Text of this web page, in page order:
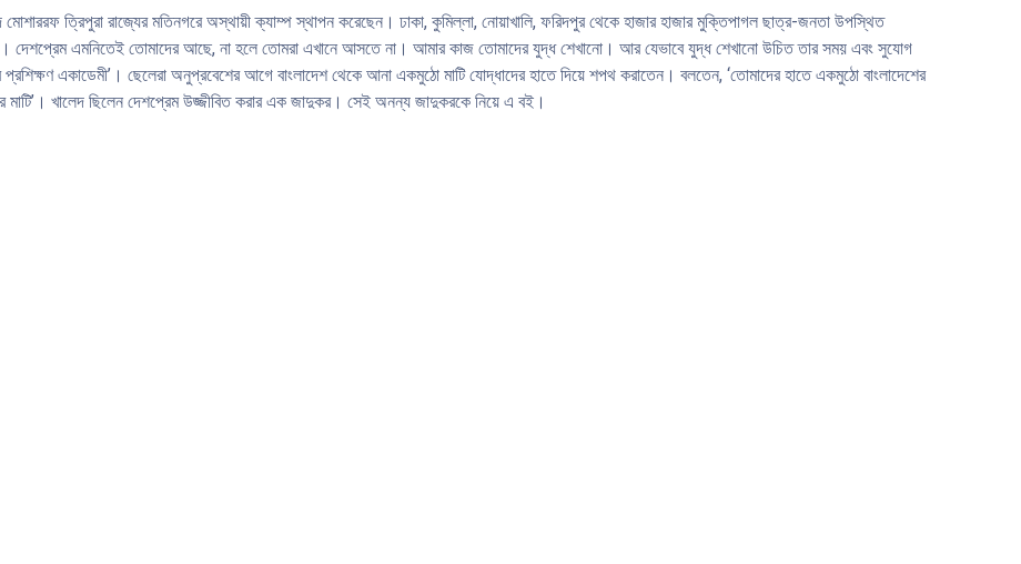
মোশাররফ ত্রিপুরা রাজ্যের মতিনগরে অস্থায়ী ক্যাম্প স্থাপন করেছেন। ঢাকা, কুমিল্লা, নোয়াখালি, ফরিদপুর থেকে হাজার হাজার মুক্তিপাগল ছাত্র-জনতা উপস্থিত
দেশপ্রেম এমনিতেই তোমাদের আছে, না হলে তোমরা এখানে আসতে না। আমার কাজ তোমাদের যুদ্ধ শেখানো। আর যেভাবে যুদ্ধ শেখানো উচিত তার সময় এবং সুযোগ
একাডেমী’। ছেলেরা অনুপ্রবেশের আগে বাংলাদেশ থেকে আনা একমুঠো মাটি যোদ্ধাদের হাতে দিয়ে শপথ করাতেন। বলতেন, ‘তোমাদের হাতে একমুঠো বাংলাদেশের
মাটি’। খালেদ ছিলেন দেশপ্রেম উজ্জীবিত করার এক জাদুকর। সেই অনন্য জাদুকরকে নিয়ে এ বই।